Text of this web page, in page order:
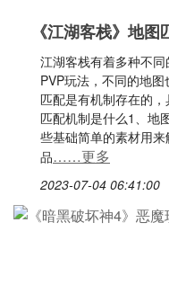
《江湖客栈》地
江湖客栈有着多种不
PVP玩法，不同的地
匹配是有机制存在的
匹配机制是什么1、地
些基础简单的素材用
品……更多
2023-07-04 06:41:00